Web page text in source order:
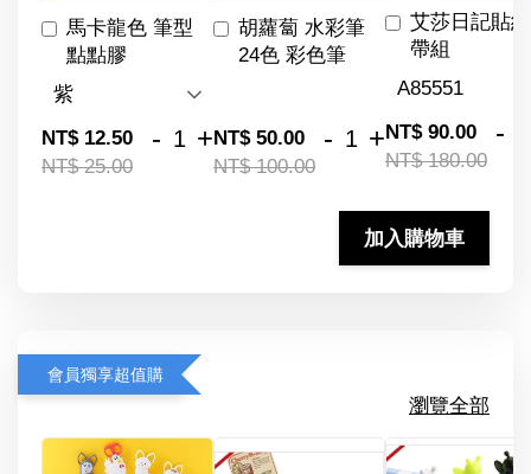
馬卡龍色 筆型
點點膠
NT$ 12.50
NT$ 25.00
- +
胡蘿蔔 水彩筆
24色 彩色筆
NT$ 50.00
NT$ 100.00
- +
艾莎日記貼
帶組
NT$ 90.00
NT$ 180.00
-
加入購物車
會員獨享超值購
瀏覽全部